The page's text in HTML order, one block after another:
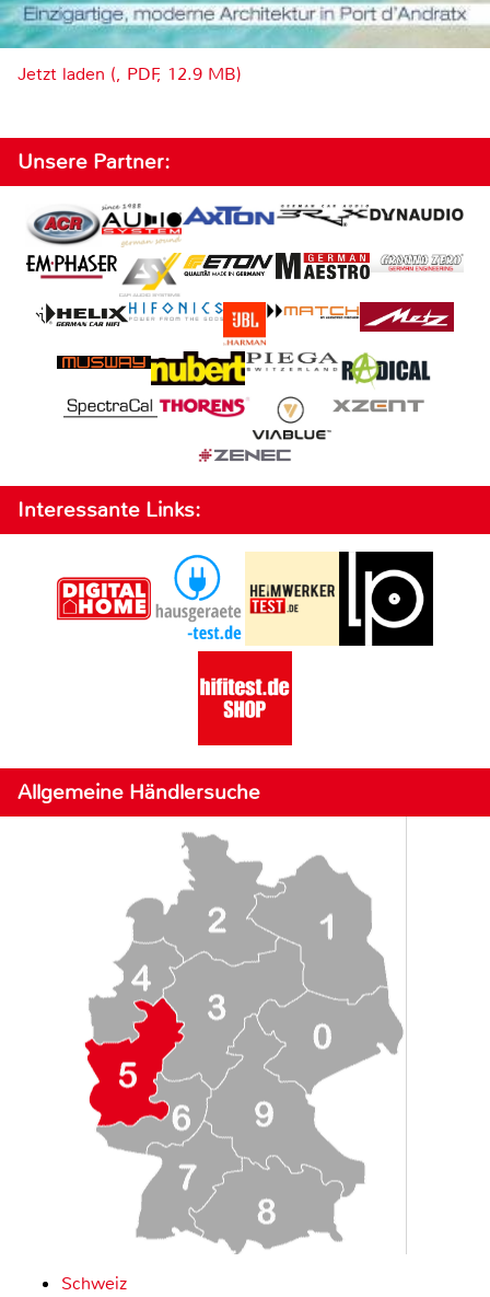
Jetzt laden (, PDF, 12.9 MB)
Unsere Partner:
Interessante Links:
Allgemeine Händlersuche
Schweiz